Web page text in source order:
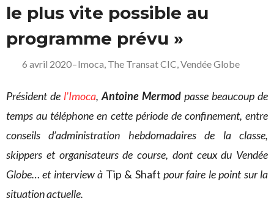
le plus vite possible au
programme prévu »
6 avril 2020–Imoca, The Transat CIC,Vendée Globe
Président de l’Imoca, Antoine Mermod passe beaucoup de
temps au téléphone en cette période de confinement, entre
conseils d’administration hebdomadaires de la classe,
skippers et organisateurs de course, dont ceux du Vendée
Globe… et interview à Tip & Shaft pour faire le point sur la
situation actuelle.